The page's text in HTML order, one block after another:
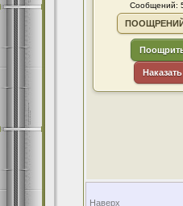
Сообщений:
Наказать
Наверх